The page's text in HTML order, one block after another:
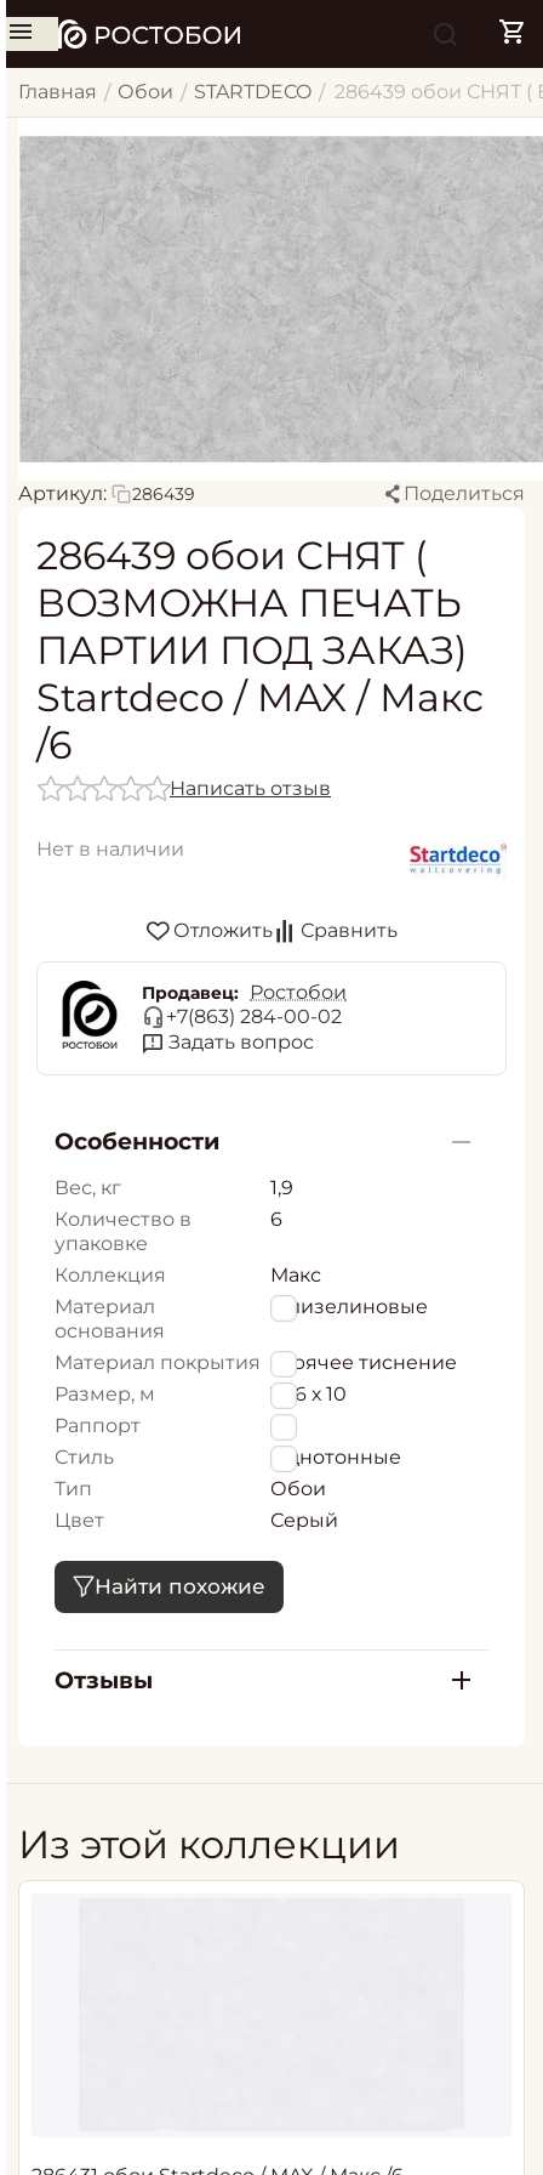
Главная / Обои / STARTDECO / 286439 обои СНЯТ
Артикул: 286439 Поделиться
286439 обои СНЯТ (
ВОЗМОЖНА ПЕЧАТЬ
ПАРТИИ ПОД ЗАКАЗ)
Startdeco / MAX / Макс
/6
Написать отзыв
Нет в наличии
Отложить Сравнить
Продавец:
Ростобои
+7(863) 284-00-02
Задать вопрос
Особенности
Вес, кг
1,9
Количество в
упаковке
6
Коллекция
Макс
Материал
основания
Флизелиновые
Материал покрытия горячее тиснение
Размер, м
1,06 х 10
Раппорт
0
Стиль
Однотонные
Тип
Обои
Цвет
Серый
Найти похожие
Отзывы
Из этой коллекции